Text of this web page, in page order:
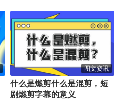
图文资讯
什么是燃剪什么是混剪，短
剧燃剪字幕的意义